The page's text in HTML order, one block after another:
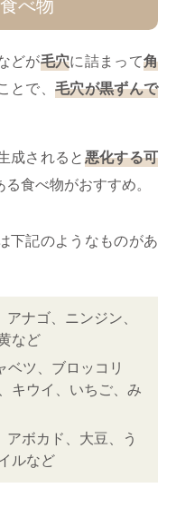
べ物
どが毛穴に詰まって角
とで、毛穴が黒ずんで
成されると 悪化する可
る食べ物がおすすめ。
下記のようなものがあ
ナゴ、ニンジン、
など
ツ、ブロッコリ
キウイ、いちご、み
ボカド、大豆、う
ルなど